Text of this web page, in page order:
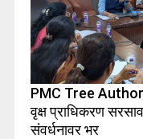
PMC Tree
वृक्ष प्राधिकरण
संवर्धनावर भर